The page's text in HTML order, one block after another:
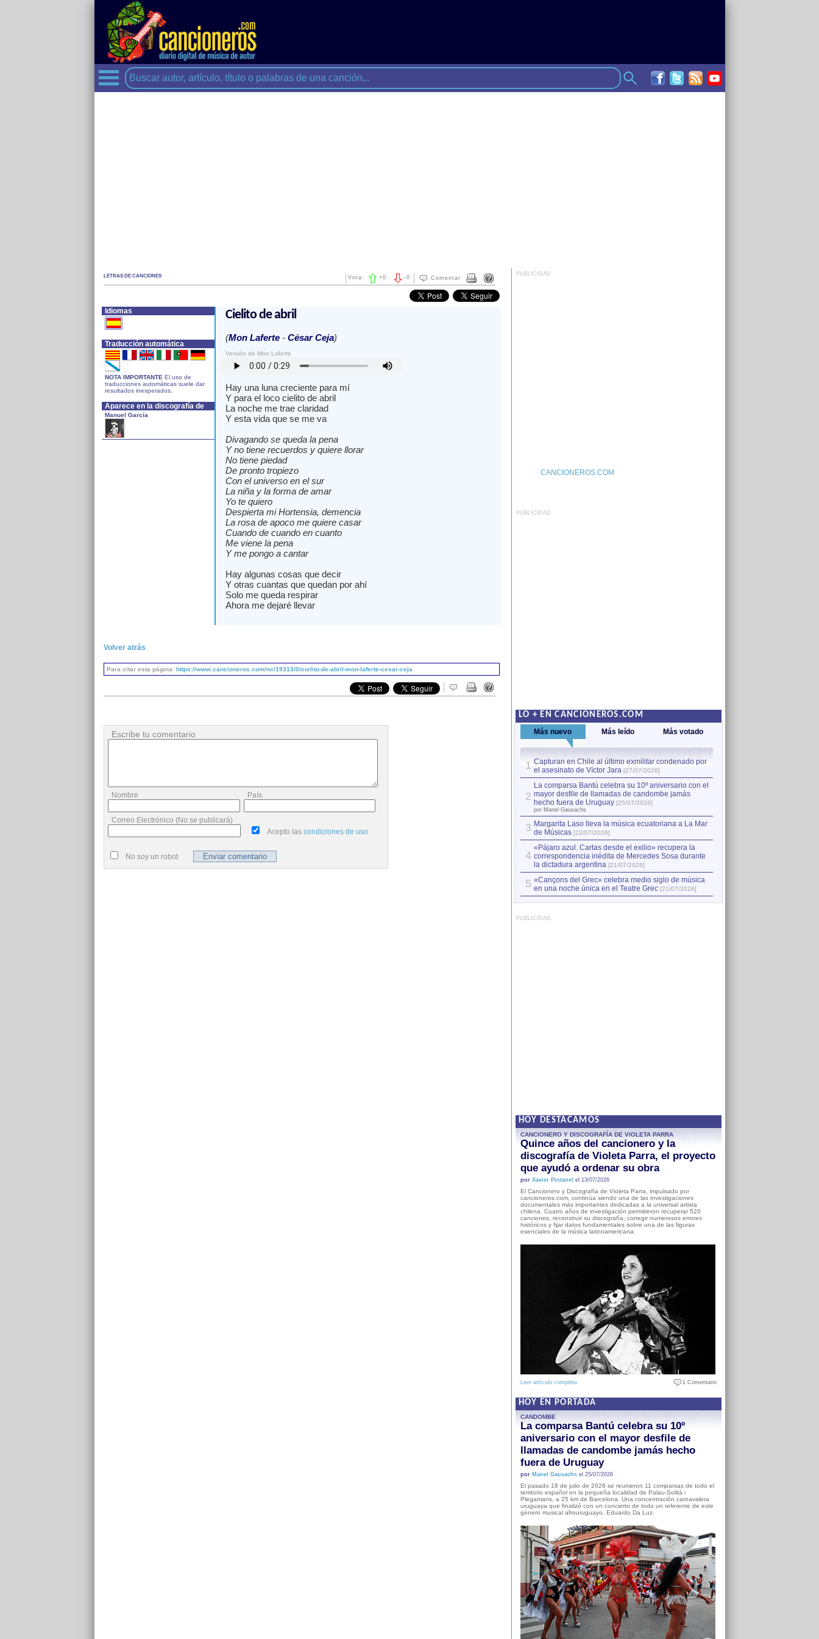
LETRAS DE CANCIONES Comentar
-0
Vota: +0
Idiomas
Traducción automática
NOTA IMPORTANTE El uso de
traducciones automáticas suele dar
resultados inesperados.
Aparece en la discografía de
Manuel García
Cielito de abril
(Mon Laferte- César Ceja)
Versión de Mon Laferte
Hay una luna creciente para mí
Y para el loco cielito de abril
La noche me trae claridad
Y esta vida que se me va
Divagando se queda la pena
Y no tiene recuerdos y quiere llorar
No tiene piedad
De pronto tropiezo
Con el universo en el sur
La niña y la forma de amar
Yo te quiero
Despierta mi Hortensia, demencia
La rosa de apoco me quiere casar
Cuando de cuando en cuanto
Me viene la pena
Y me pongo a cantar
Hay algunas cosas que decir
Y otras cuantas que quedan por ahí
Solo me queda respirar
Ahora me dejaré llevar
Volver atrás
Para citar esta página: https://www.cancioneros.com/nc/19313/0/cielito-de-abril-mon-laferte-cesar-ceja
Escribe tu comentario
Nombre País
Correo Electrónico (No se publicará)
Acepto las condiciones de uso
No soy un robot
PUBLICIDAD
CANCIONEROS.COM
PUBLICIDAD
LO + EN CANCIONEROS.COM
Más nuevo Más leído Más votado
1 Capturan en Chile al último exmilitar condenado por
el asesinato de Víctor Jara [27/07/2026]
2
La comparsa Bantú celebra su 10º aniversario con el
mayor desfile de llamadas de candombe jamás
hecho fuera de Uruguay [25/07/2026]
por Manel Gausachs
3 Margarita Laso lleva la música ecuatoriana a La Mar
de Músicas [22/07/2026]
4
«Pájaro azul. Cartas desde el exilio» recupera la
correspondencia inédita de Mercedes Sosa durante
la dictadura argentina [21/07/2026]
5 «Cançons del Grec» celebra medio siglo de música
en una noche única en el Teatre Grec [21/07/2026]
PUBLICIDAD
HOY DESTACAMOS
CANCIONERO Y DISCOGRAFÍA DE VIOLETA PARRA
Quince años del cancionero y la
discografía de Violeta Parra, el proyecto
que ayudó a ordenar su obra
por Xavier Pintanel el 13/07/2026
El Cancionero y Discografía de Violeta Parra, impulsado por
cancioneros.com, continúa siendo una de las investigaciones
documentales más importantes dedicadas a la universal artista
chilena. Cuatro años de investigación permitieron recuperar 520
canciones, reconstruir su discografía, corregir numerosos errores
históricos y fijar datos fundamentales sobre una de las figuras
esenciales de la música latinoamericana.
Leer artículo completo 1 Comentario
HOY EN PORTADA
CANDOMBE
La comparsa Bantú celebra su 10º
aniversario con el mayor desfile de
llamadas de candombe jamás hecho
fuera de Uruguay
por Manel Gausachsel 25/07/2026
El pasado 18 de julio de 2026 se reunieron 11 comparsas de todo el
territorio español en la pequeña localidad de Palau-Solità i
Plegamans, a 25 km de Barcelona. Una concentración carnavalera
uruguaya que finalizó con un concierto de todo un referente de este
género musical afrouruguayo, Eduardo Da Luz.